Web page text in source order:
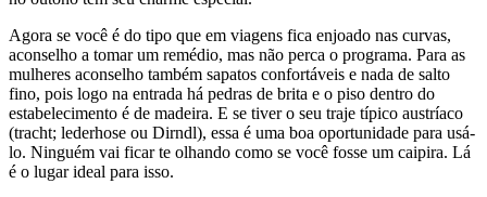
Agora se você é do tipo que em viagens fica enjoado nas curvas,
aconselho a tomar um remédio, mas não perca o programa. Para as
mulheres aconselho também sapatos confortáveis e nada de salto
fino, pois logo na entrada há pedras de brita e o piso dentro do
estabelecimento é de madeira. E se tiver o seu traje típico austríaco
(tracht; lederhose ou Dirndl), essa é uma boa oportunidade para usá-
lo. Ninguém vai ficar te olhando como se você fosse um caipira. Lá
é o lugar ideal para isso.